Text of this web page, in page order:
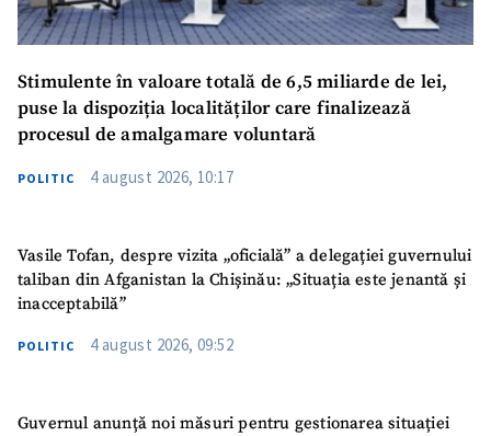
Stimulente în valoare totală de 6,5 miliarde de lei,
puse la dispoziția localităților care finalizează
procesul de amalgamare voluntară
POLITIC 4 august 2026, 10:17
Vasile Tofan, despre vizita „oficială” a delegației guvernului
taliban din Afganistan la Chișinău: „Situația este jenantă și
inacceptabilă”
POLITIC 4 august 2026, 09:52
Guvernul anunță noi măsuri pentru gestionarea situației